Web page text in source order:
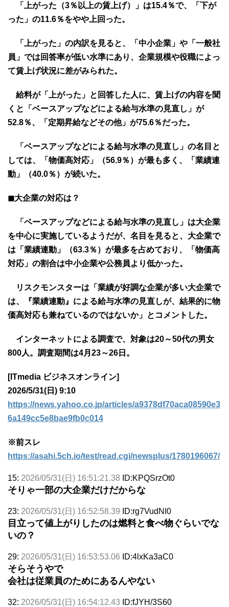
「上がった（3％以上の賃上げ）」は15.4％で、「下が
った」の11.6％をやや上回った。
「上がった」の内訳を見ると、「中小企業」や「一般社
員」では回答率が低い水準にあり、企業規模や役職によっ
て賃上げ状況に差がみられた。
給料が「上がった」と回答した人に、賃上げの内容を聞
くと「ベースアップなどによる給与水準の見直し」が
52.8％、「定期昇給などその他」が75.6％だった。
「ベースアップなどによる給与水準の見直し」の名目と
しては、「物価高対応」（56.9％）が最も多く、「業績連
動」（40.0％）が続いた。
◼大企業の対応は？
「ベースアップなどによる給与水準の見直し」は大企業
を中心に実施しているようだが、名目を見ると、大企業で
は「業績連動」（63.3％）が最多を占めており、「物価高
対応」の割合は中小企業や公務員より低かった。
リスクモンスターは「業績が好調な企業が多い大企業で
は、『業績連動』による給与水準の見直しが、結果的に物
価高対応も兼ねているのではないか」とコメントした。
インターネットによる調査で、対象は20～50代の男女
800人。調査期間は4月23～26日。
[ITmedia ビジネスオンライン]
2026/5/31(日) 9:10
https://news.yahoo.co.jp/articles/a9378df70aca08590e3
6a149cc5e8bae9fb0c014
※前スレ
https://asahi.5ch.io/test/read.cgi/newsplus/1780196067/
15: 2026/05/31(日) 16:51:21.38 ID:KPQSrzOt0
そりゃ一部の大企業だけだからな
23: 2026/05/31(日) 16:52:58.39 ID:rg7VudNI0
目立って値上がりしたのは燃料と食べ物ぐらいでな
いの？
29: 2026/05/31(日) 16:53:53.06 ID:4lxKa3aC0
そらそうやで
会社は従業員のためにあるんやない
32: 2026/05/31(日) 16:54:12.43 ID:fJYH/3S60